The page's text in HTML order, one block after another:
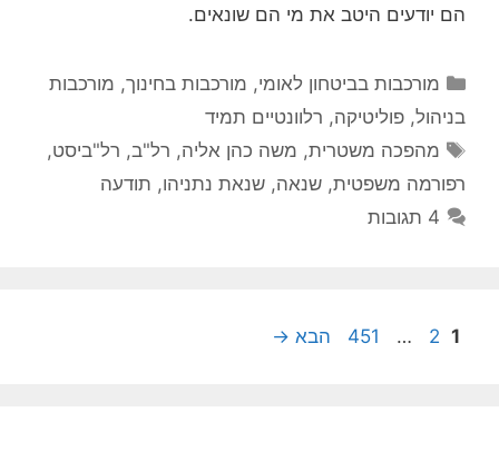
הם יודעים היטב את מי הם שונאים.
קטגוריות
מורכבות בביטחון לאומי, מורכבות בחינוך, מורכבות
בניהול, פוליטיקה, רלוונטיים תמיד
תגיות
מהפכה משטרית, משה כהן אליה, רל"ב, רל"ביסט,
רפורמה משפטית, שנאה, שנאת נתניהו, תודעה
4 תגובות
עמוד
1 עמוד
2
… עמוד
451 הבא →